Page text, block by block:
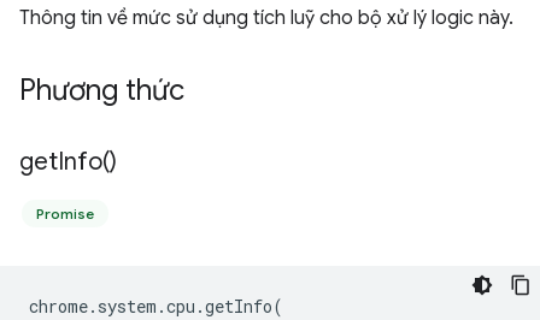
Thông tin về mức sử dụng tích luỹ cho bộ xử lý logic này.
Phương thức
getInfo()
Promise
chrome. system .cpu .getInfo(